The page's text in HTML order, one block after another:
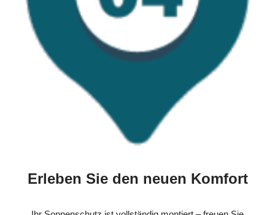
Erleben Sie den neuen Komfort